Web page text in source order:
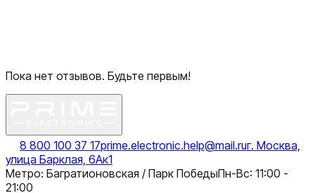
Пока нет отзывов. Будьте первым!
8 800 100 37 17prime.electronic.help@mail.ruг. Москва,
улица Барклая, 6Ак1
Метро: Багратионовская / Парк ПобедыПн-Вс: 11:00 -
21:00